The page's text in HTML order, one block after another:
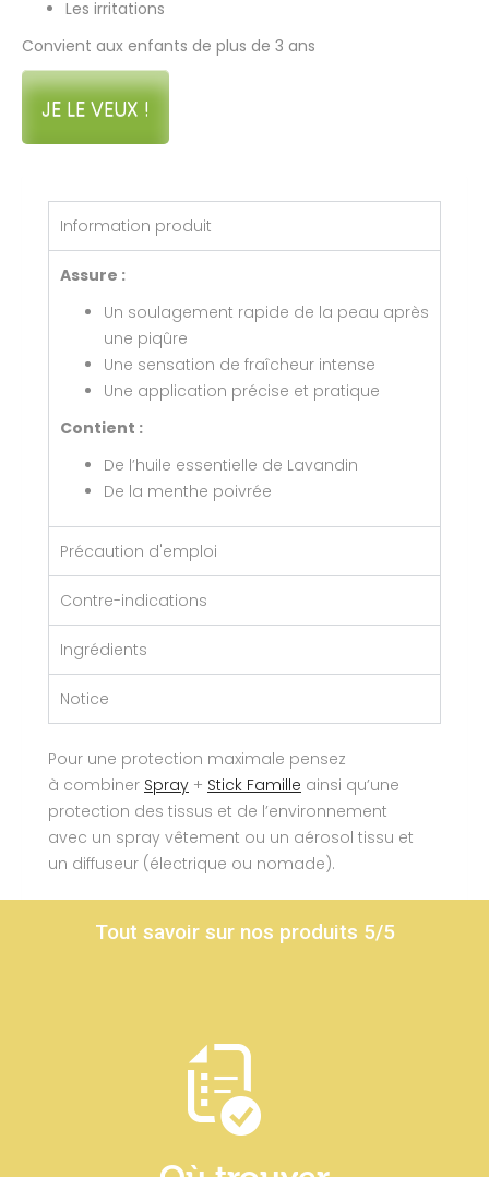
Les irritations
Convient aux enfants de plus de 3 ans
JE LE VEUX !
Information produit
Assure :
Un soulagement rapide de la peau après
une piqûre
Une sensation de fraîcheur intense
Une application précise et pratique
Contient :
De l’huile essentielle de Lavandin
De la menthe poivrée
Précaution d'emploi
Contre-indications
Ingrédients
Notice
Pour une protection maximale pensez
à combiner Spray + Stick Famille ainsi qu’une
protection des tissus et de l’environnement
avec un spray vêtement ou un aérosol tissu et
un diffuseur (électrique ou nomade).
Tout savoir sur nos produits 5/5